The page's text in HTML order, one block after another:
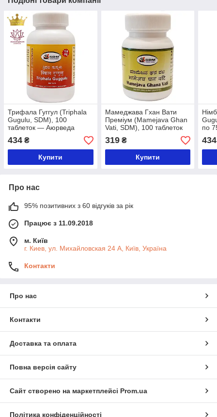
Трифала Гуггул (Triphala
Gugulu, SDM), 100
таблеток — Аюрведа
премумкласу
434 ₴
Купити
Мамеджава Гхан Вати
Преміум (Mamejava Ghan
Vati, SDM), 100 таблеток
— гармонізація
підшлункової залози
319₴
Купити
по
434
Про нас
95% позитивних з 60 відгуків за рік
Працює з 11.09.2018
м. Київ
г. Киев, ул. Михайловская 24 А, Київ, Україна
Контакти
Про нас
Контакти
Доставка та оплата
Повна версія сайту
Сайт створено на маркетплейсі Prom.ua
Політика конфіденційності